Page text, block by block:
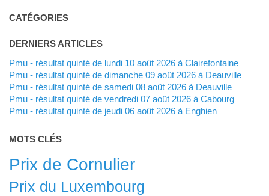
CATÉGORIES
DERNIERS ARTICLES
Pmu - résultat quinté de lundi 10 août 2026 à Clairefontaine
Pmu - résultat quinté de dimanche 09 août 2026 à Deauville
Pmu - résultat quinté de samedi 08 août 2026 à Deauville
Pmu - résultat quinté de vendredi 07 août 2026 à Cabourg
Pmu - résultat quinté de jeudi 06 août 2026 à Enghien
MOTS CLÉS
Prix de Cornulier
Prix du Luxembourg